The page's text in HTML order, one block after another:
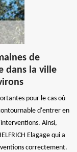
de
dans la ville
pour le cas où
d'entrer en
Ainsi,
Elagage qui a
correctement.